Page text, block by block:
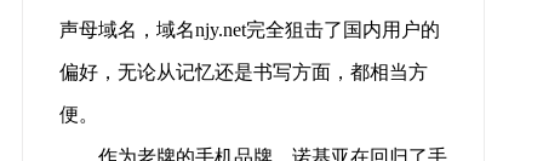
声母域名，域名njy.net完全狙击了国内用户的
偏好，无论从记忆还是书写方面，都相当方
便。